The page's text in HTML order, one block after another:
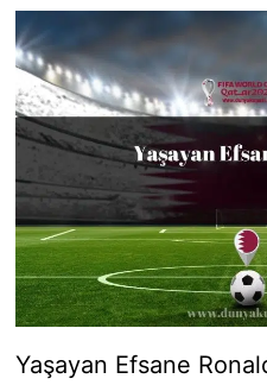
Yaşayan Efsane